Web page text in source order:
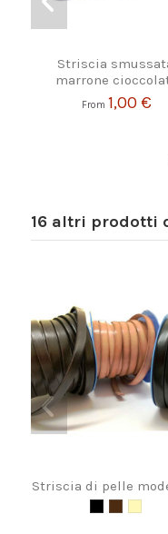
Striscia
marrone
From 1,00 €
16 altri prodotti
Striscia di pelle